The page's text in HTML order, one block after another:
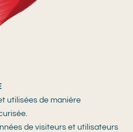
utilisées de manière
de visiteurs et utilisateurs